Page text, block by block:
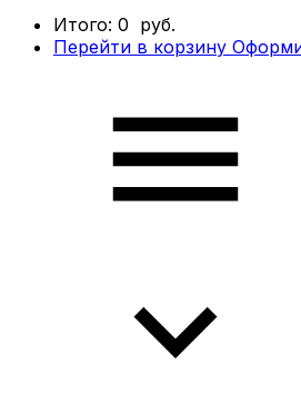
Итого: 0 руб.
Перейти в корзину